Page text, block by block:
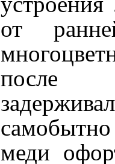
от
меди